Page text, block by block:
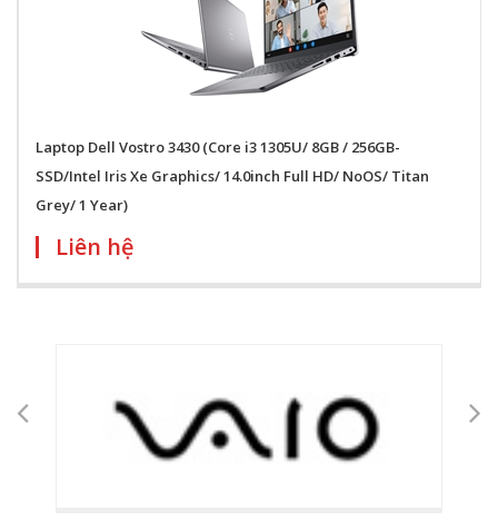
Laptop Dell Vostro 3430 (Core i3 1305U/ 8GB / 256GB-
SSD/Intel Iris Xe Graphics/ 14.0inch Full HD/ NoOS/ Titan
Grey/ 1 Year)
Liên hệ